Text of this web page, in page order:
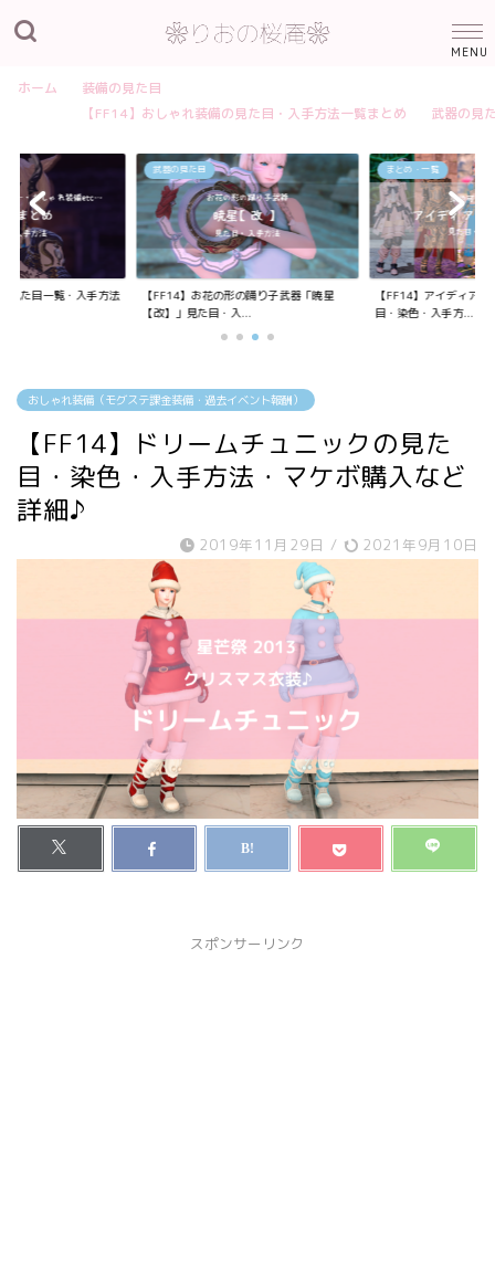
ホーム
装備の見た目
【FF14】おしゃれ装備の見た目・入手方法一覧まとめ
武器の見
見た目一覧・入手方法
武器の見た目
【FF14】お花の形の踊り子武器「暁星
【改】」見た目・入...
まとめ・一覧
【FF14】アイディア
目・染色・入手方...
おしゃれ装備（モグステ課金装備・過去イベント報酬）
【FF14】ドリームチュニックの見た
目・染色・入手方法・マケボ購入など
詳細♪
2019年11月29日 / 2021年9月10日
スポンサーリンク